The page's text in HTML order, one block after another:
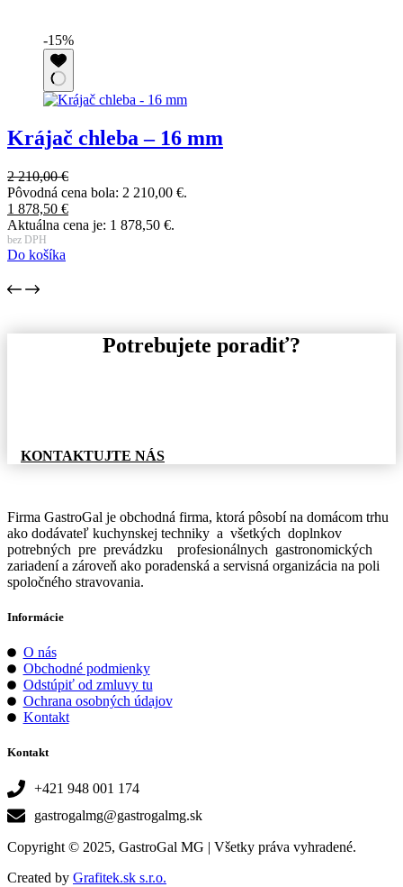
-15%
Krájač chleba – 16 mm
2 210,00€
Pôvodná cena bola: 2 210,00 €.
1 878,50 €
Aktuálna cena je: 1 878,50 €.
bez DPH
Do košíka
Potrebujete poradiť?
KONTAKTUJTE NÁS
Firma GastroGal je obchodná firma, ktorá pôsobí na domácom trhu
ako dodávateľ kuchynskej techniky a všetkých doplnkov
potrebných pre prevádzku profesionálnych gastronomických
zariadení a zároveň ako poradenská a servisná organizácia na poli
spoločného stravovania.
Informácie
O nás
Obchodné podmienky
Odstúpiť od zmluvy tu
Ochrana osobných údajov
Kontakt
Kontakt
+421 948 001 174
gastrogalmg@gastrogalmg.sk
Copyright © 2025, GastroGal MG | Všetky práva vyhradené.
Created by Grafitek.sk s.r.o.